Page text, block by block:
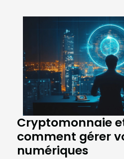
Cryptomonnaie
comment gérer
numériques